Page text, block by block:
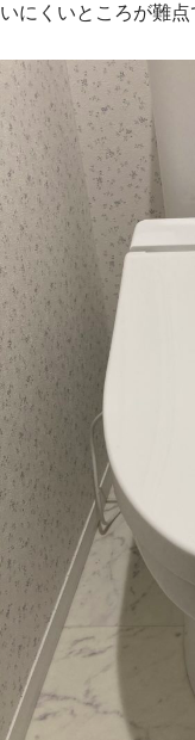
いにくいところが難点